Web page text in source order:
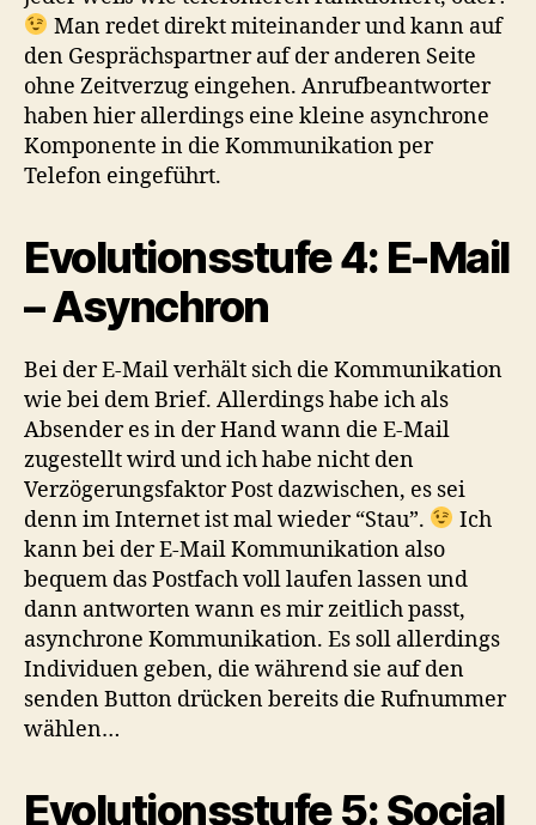
Man redet direkt miteinander und kann auf
den Gesprächspartner auf der anderen Seite
ohne Zeitverzug eingehen. Anrufbeantworter
haben hier allerdings eine kleine asynchrone
Komponente in die Kommunikation per
Telefon eingeführt.
Evolutionsstufe 4: E-Mail
– Asynchron
Bei der E-Mail verhält sich die Kommunikation
wie bei dem Brief. Allerdings habe ich als
Absender es in der Hand wann die E-Mail
zugestellt wird und ich habe nicht den
Verzögerungsfaktor Post dazwischen, es sei
denn im Internet ist mal wieder “Stau”.
Ich
kann bei der E-Mail Kommunikation also
bequem das Postfach voll laufen lassen und
dann antworten wann es mir zeitlich passt,
asynchrone Kommunikation. Es soll allerdings
Individuen geben, die während sie auf den
senden Button drücken bereits die Rufnummer
wählen…
Evolutionsstufe 5: Social